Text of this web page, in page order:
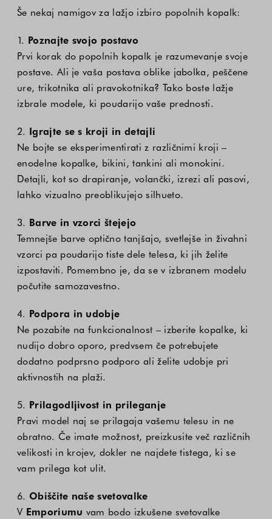
Še nekaj namigov za lažjo izbiro popolnih kopalk:
1. Poznajte svojo postavo
Prvi korak do popolnih kopalk je razumevanje svoje
postave. Ali je vaša postava oblike jabolka, peščene
ure, trikotnika ali pravokotnika? Tako boste lažje
izbrale modele, ki poudarijo vaše prednosti.
2. Igrajte se s kroji in detajli
Ne bojte se eksperimentirati z različnimi kroji –
enodelne kopalke, bikini, tankini ali monokini.
Detajli, kot so drapiranje, volančki, izrezi ali pasovi,
lahko vizualno preoblikujejo silhueto.
3. Barve in vzorci štejejo
Temnejše barve optično tanjšajo, svetlejše in živahni
vzorci pa poudarijo tiste dele telesa, ki jih želite
izpostaviti. Pomembno je, da se v izbranem modelu
počutite samozavestno.
4. Podpora in udobje
Ne pozabite na funkcionalnost – izberite kopalke, ki
nudijo dobro oporo, predvsem če potrebujete
dodatno podprsno podporo ali želite udobje pri
aktivnostih na plaži.
5. Prilagodljivost in prileganje
Pravi model naj se prilagaja vašemu telesu in ne
obratno. Če imate možnost, preizkusite več različnih
velikosti in krojev, dokler ne najdete tistega, ki se
vam prilega kot ulit.
6. Obiščite naše svetovalke
V Emporiumu vam bodo izkušene svetovalke